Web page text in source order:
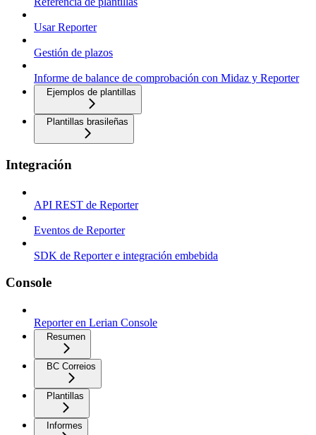
Usar Reporter
Gestión de plazos
Informe de balance de comprobación con Midaz y Reporter
Ejemplos de plantillas
Plantillas brasileñas
Integración
API REST de Reporter
Eventos de Reporter
SDK de Reporter e integración embebida
Console
Reporter en Lerian Console
Resumen
BC Correios
Plantillas
Informes